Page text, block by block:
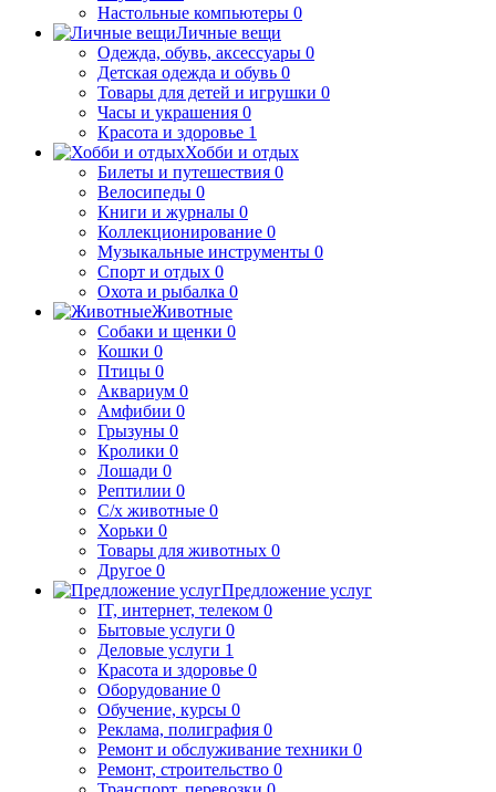
Настольные компьютеры 0
Личные вещи
Одежда, обувь, аксессуары 0
Детская одежда и обувь 0
Товары для детей и игрушки 0
Часы и украшения 0
Красота и здоровье 1
Хобби и отдых
Билеты и путешествия 0
Велосипеды 0
Книги и журналы 0
Коллекционирование 0
Музыкальные инструменты 0
Спорт и отдых 0
Охота и рыбалка 0
Животные
Собаки и щенки 0
Кошки 0
Птицы 0
Аквариум 0
Амфибии 0
Грызуны 0
Кролики 0
Лошади 0
Рептилии 0
С/х животные 0
Хорьки 0
Товары для животных 0
Другое 0
Предложение услуг
IT, интернет, телеком 0
Бытовые услуги 0
Деловые услуги 1
Красота и здоровье 0
Оборудование 0
Обучение, курсы 0
Реклама, полиграфия 0
Ремонт и обслуживание техники 0
Ремонт, строительство 0